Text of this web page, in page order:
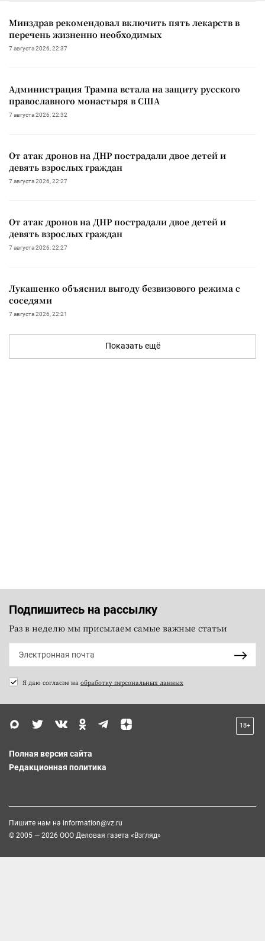
Минздрав рекомендовал включить пять лекарств в
перечень жизненно необходимых
7 августа 2026, 22:37
Администрация Трампа встала на защиту русского
православного монастыря в США
7 августа 2026, 22:32
От атак дронов на ДНР пострадали двое детей и
девять взрослых граждан
7 августа 2026, 22:27
От атак дронов на ДНР пострадали двое детей и
девять взрослых граждан
7 августа 2026, 22:27
Лукашенко объяснил выгоду безвизового режима с
соседями
7 августа 2026, 22:21
Показать ещё
Подпишитесь на рассылку
Раз в неделю мы присылаем самые важные статьи
Я даю согласие на обработку персональных данных
18+
Полная версия сайта
Редакционная политика
Пишите нам на information@vz.ru
© 2005 — 2026 ООО Деловая газета «Взгляд»